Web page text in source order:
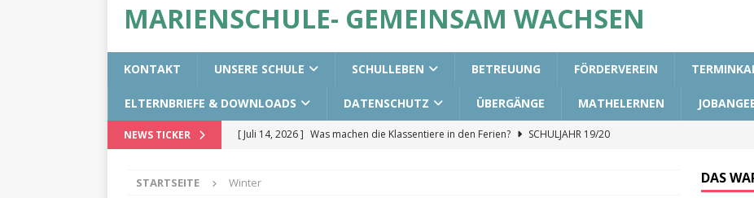
MARIENSCHULE- GEMEINSAM WACHSEN
KONTAKT UNSERE SCHULE SCHULLEBEN BETREUUNG FÖRDERVEREIN
ELTERNBRIEFE & DOWNLOADS DATENSCHUTZ ÜBERGÄNGE MATHELERNEN
NEWS TICKER [ Juli 14, 2026 ] Was machen die Klassentiere in den Ferien?
SCHULJAHR 19/20
[ Juni 28, 2026 ]
STARTSEITE Winter DAS